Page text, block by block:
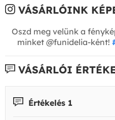
VÁSÁRLÓINK
Oszd meg velünk a
minket @funidelia-ként!
VÁSÁRLÓI
Értékelés 1